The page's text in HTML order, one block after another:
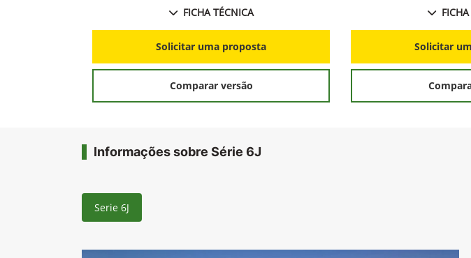
FICHA TÉCNICA
Solicitar uma proposta
Comparar versão
Solicitar
Informações sobre Série 6J
Serie 6J